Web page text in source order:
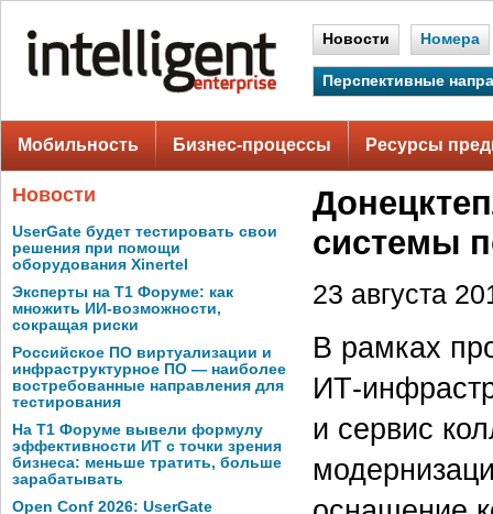
Новости Номера
Перспективные
Мобильность Бизнес-процессы Ресурсы
Новости
UserGate будет тестировать свои
решения при помощи
оборудования Xinertel
Эксперты на Т1 Форуме: как
множить ИИ-возможности,
сокращая риски
Российское ПО виртуализации и
инфраструктурное ПО — наиболее
востребованные направления для
тестирования
На Т1 Форуме вывели формулу
эффективности ИТ с точки зрения
бизнеса: меньше тратить, больше
зарабатывать
Open Conf 2026: UserGate
системы
23 августа
В рамках
ИТ-
и сервис